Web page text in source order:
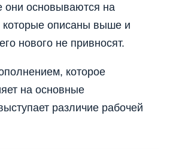
они основываются на
которые описаны выше и
нового не привносят.
которое
на основные
различие рабочей